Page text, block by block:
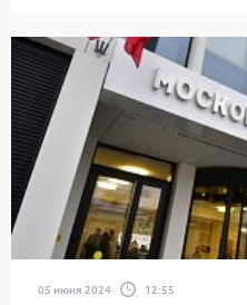
05 июня 2024 12:55